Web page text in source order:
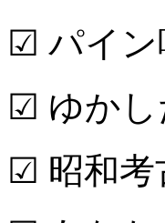
☑ パイン
☑ ゆかし
☑ 昭和考